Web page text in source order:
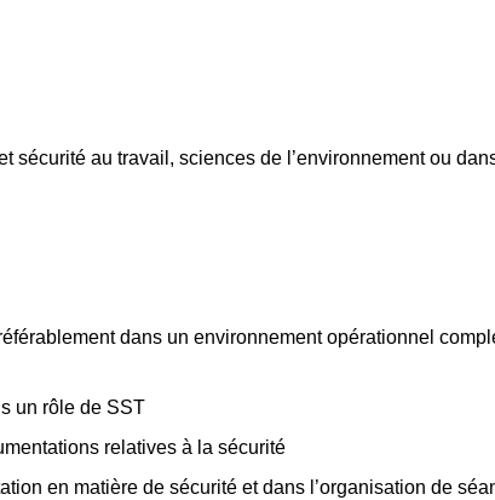
au travail, sciences de l’environnement ou
dans un environnement opérationnel
un rôle de SST
relatives à la sécurité
en matière de sécurité et dans l’organisation de